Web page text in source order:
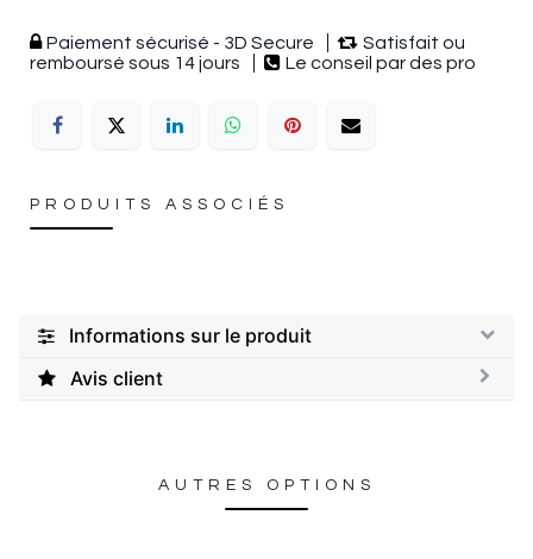
Paiement sécurisé - 3D Secure
Satisfait ou
remboursé sous 14 jours
Le conseil par des pro
PRODUITS ASSOCIÉS
Informations sur le produit
Avis client
AUTRES OPTIONS